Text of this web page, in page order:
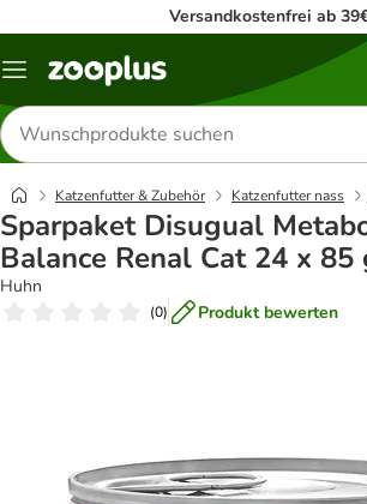
Versandkostenfrei ab
Menü
Produkte
suchen
Katzenfutter & Zubehör Katzenfutter nass
Sparpaket Disugual
Balance Renal Cat 24 x 85
Huhn
(0) Produkt bewerten